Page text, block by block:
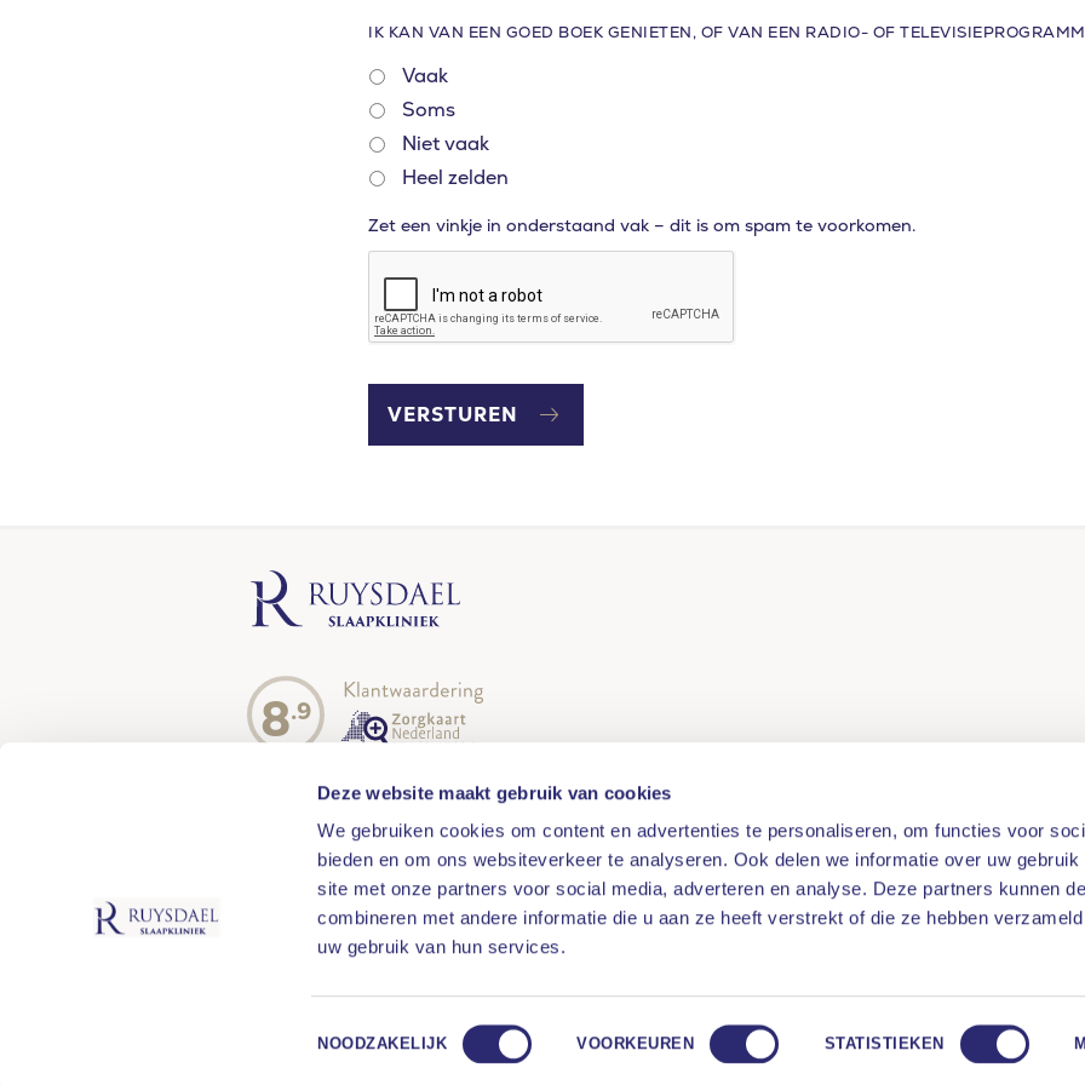
Deze website maakt gebruik van cookies
We gebruiken cookies om content en advertenties te personaliseren, om functies voor
bieden en om ons websiteverkeer te analyseren. Ook delen we informatie over uw gebruik
site met onze partners voor social media, adverteren en analyse. Deze partners kunnen
combineren met andere informatie die u aan ze heeft verstrekt of die ze hebben
uw gebruik van hun services.
Toestemmingsselectie
NOODZAKELIJK VOORKEUREN STATISTIEKEN
IK KAN VAN EEN GOED BOEK GENIETEN, OF VAN EEN RADIO- OF
Vaak
Soms
Niet vaak
Heel zelden
ZET
VINKJE
IN
ONDERSTAAND
VAK
–
SPAM
VOORKOMEN.
Zet een vinkje in onderstaand vak – dit is om spam te voorkomen.
VERSTUREN
8.9